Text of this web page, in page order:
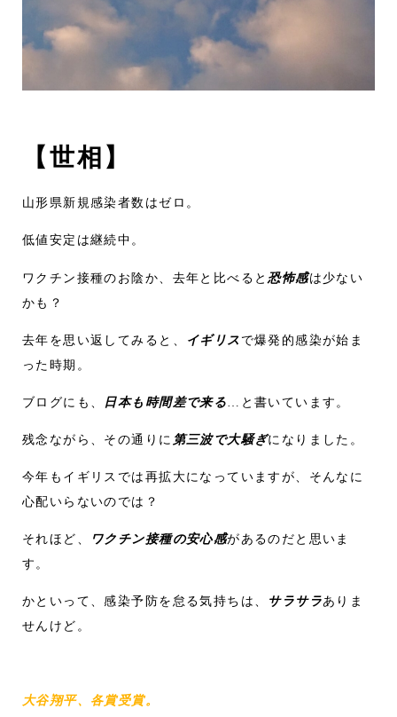
【世相】
山形県新規感染者数はゼロ。
低値安定は継続中。
ワクチン接種のお陰か、去年と比べると 恐怖感は少ない
かも？
去年を思い返してみると、 イギリスで爆発的感染が始ま
った時期。
ブログにも、 日本も時間差で来る …と書いています。
残念ながら、その通りに 第三波で大騒ぎになりました。
今年もイギリスでは再拡大になっていますが、そんなに
心配いらないのでは？
それほど、 ワクチン接種の安心感があるのだと思いま
す。
かといって、感染予防を怠る気持ちは、 サラサラありま
せんけど。
大谷翔平、各賞受賞。